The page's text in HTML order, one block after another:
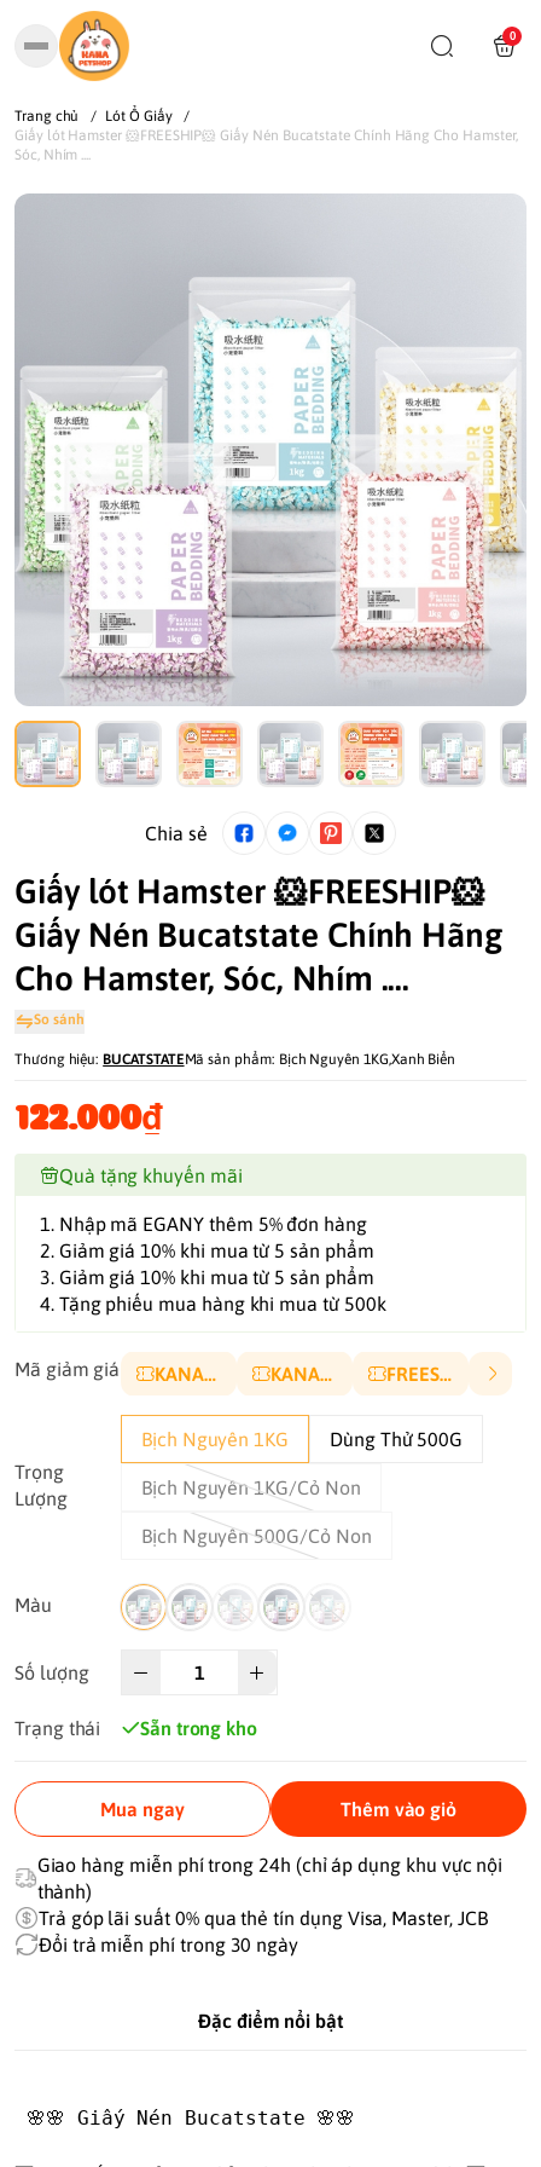
0
Trang chủ / Lót Ổ Giấy
/
Giấy lót Hamster 🐹FREESHIP🐹 Giấy Nén Bucatstate Chính Hãng Cho Hamster,
Sóc, Nhím ....
Chia sẻ
Giấy lót Hamster 🐹FREESHIP🐹
Giấy Nén Bucatstate Chính Hãng
Cho Hamster, Sóc, Nhím ....
So sánh
Thương hiệu: BUCATSTATEMã sản phẩm: Bịch Nguyên 1KG,Xanh Biển
122.000₫
Quà tặng khuyến mãi
1. Nhập mã EGANY thêm 5% đơn hàng
2. Giảm giá 10% khi mua từ 5 sản phẩm
3. Giảm giá 10% khi mua từ 5 sản phẩm
4. Tặng phiếu mua hàng khi mua từ 500k
Mã giảm giá KANA10P KANA5K FREESHIP
Trọng
Lượng
Bịch Nguyên 1KG Dùng Thử 500G
Bịch Nguyên 1KG/Cỏ Non
Bịch Nguyên 500G/Cỏ Non
Màu
Số lượng
Trạng thái Sẵn trong kho
Mua ngay Thêm vào giỏ
Giao hàng miễn phí trong 24h (chỉ áp dụng khu vực nội
thành)
Trả góp lãi suất 0% qua thẻ tín dụng Visa, Master, JCB
Đổi trả miễn phí trong 30 ngày
Đặc điểm nổi bật